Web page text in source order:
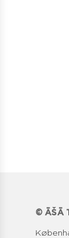
© ĀŠĀ